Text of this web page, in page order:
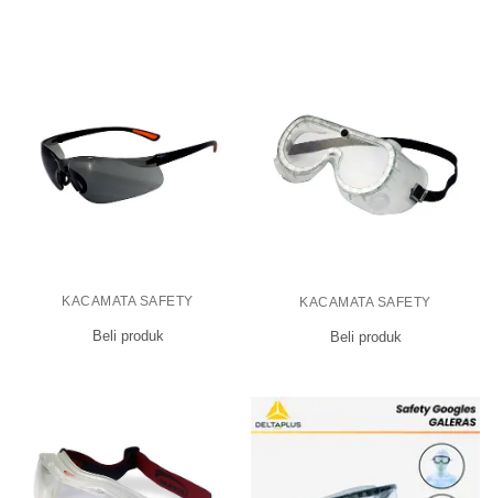
KACAMATA SAFETY
Beli produk
KACAMATA SAFETY
Beli produk